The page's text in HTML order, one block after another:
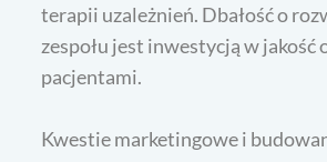
terapii uzależnień. Dbałość o
zespołu jest inwestycją w jakość
pacjentami.
Kwestie marketingowe i